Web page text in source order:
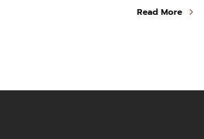
Read More